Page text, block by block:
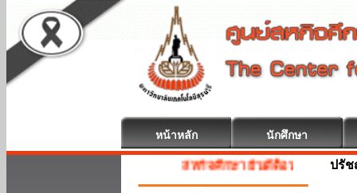
หน้าหลัก นักศึกษา
สหกิจศึกษา ยินดีต้อนรับ ปรั